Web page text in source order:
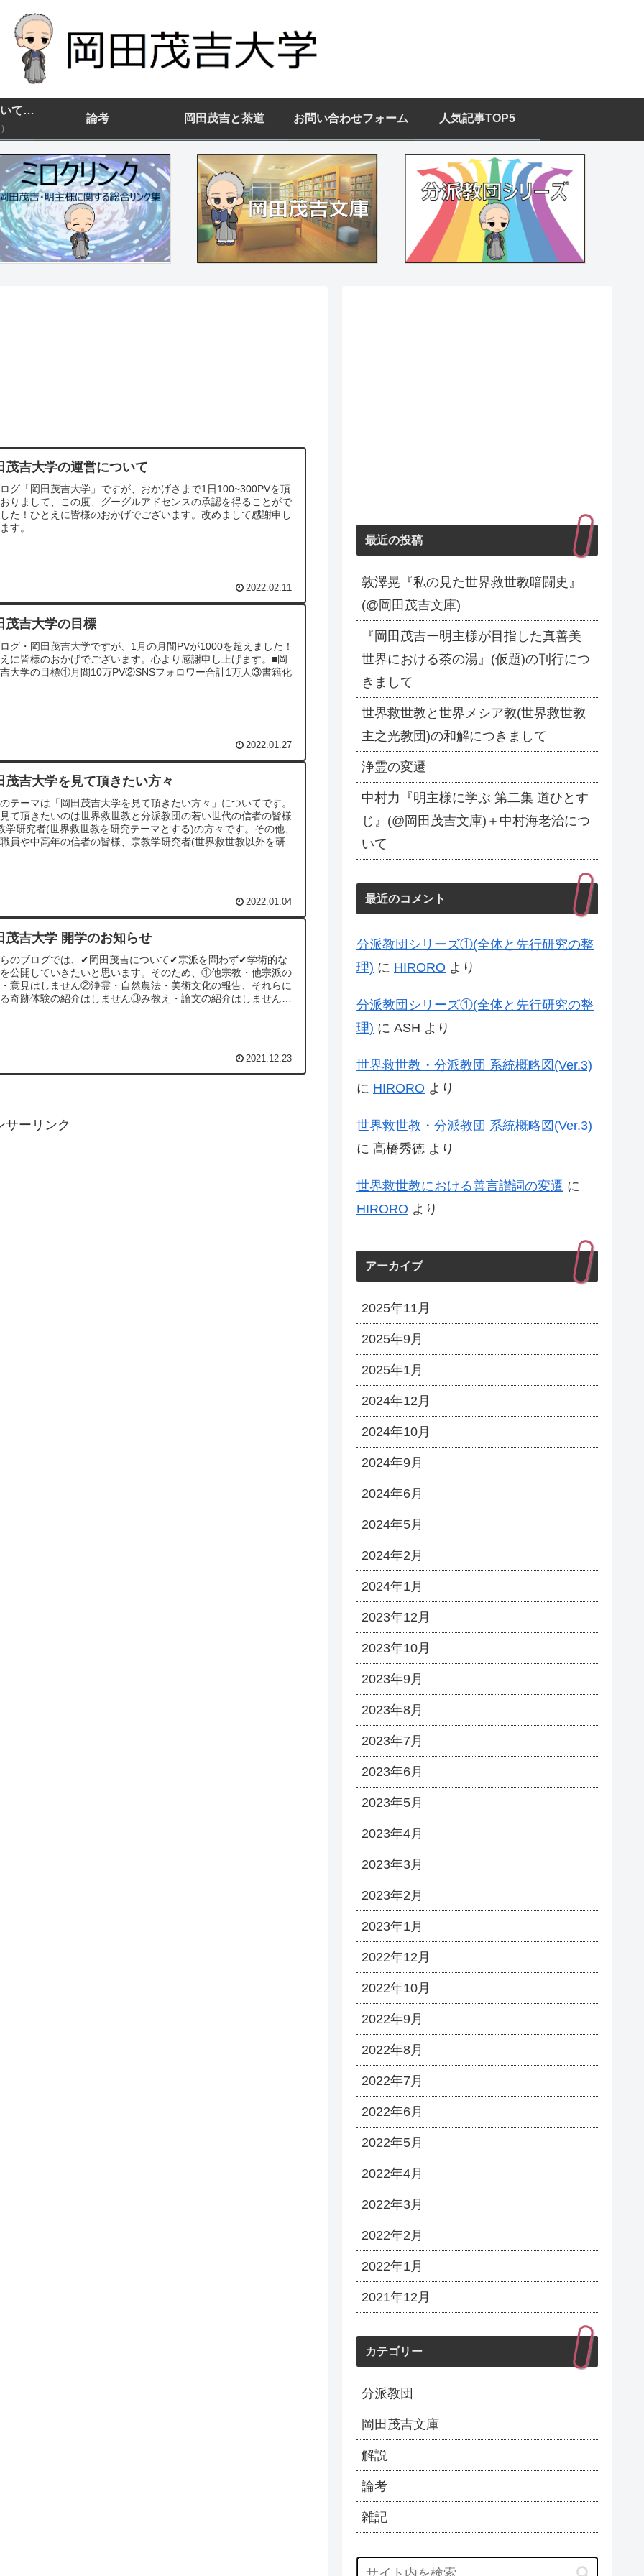
岡田茂吉大学について(まずはココから)
論考 岡田茂吉と茶道 お問い合わせフォーム 人気記事TOP5
茂吉大学の運営について
グ「岡田茂吉大学」ですが、おかげさまで1日100~300PVを頂
りまして、この度、グーグルアドセンスの承認を得ることがで
た！ひとえに皆様のおかげでございます。改めまして感謝申し
す。
2022.02.11
茂吉大学の目標
グ・岡田茂吉大学ですが、1月の月間PVが1000を超えました！
に皆様のおかげでございます。心より感謝申し上げます。■岡
吉大学の目標①月間10万PV②SNSフォロワー合計1万人③書籍化
2022.01.27
茂吉大学を見て頂きたい方々
テーマは「岡田茂吉大学を見て頂きたい方々」についてです。
て頂きたいのは世界救世教と分派教団の若い世代の信者の皆様
学研究者(世界救世教を研究テーマとする)の方々です。その他、
員や中高年の信者の皆様、宗教学研究者(世界救世教以外を研
2022.01.04
茂吉大学 開学のお知らせ
のブログでは、✔岡田茂吉について✔宗派を問わず✔学術的な
公開していきたいと思います。そのため、①他宗教・他宗派の
意見はしません②浄霊・自然農法・美術文化の報告、それらに
奇跡体験の紹介はしません③み教え・論文の紹介はしませんの
2021.12.23
サーリンク
最近の投稿
敦澤晃『私の見た世界救世教暗闘史』
(@岡田茂吉文庫)
『岡田茂吉ー明主様が目指した真善美
世界における茶の湯』(仮題)の刊行につ
きまして
世界救世教と世界メシア教(世界救世教
主之光教団)の和解につきまして
浄霊の変遷
中村力『明主様に学ぶ 第二集 道ひとす
じ』(@岡田茂吉文庫)＋中村海老治につ
いて
最近のコメント
分派教団シリーズ①(全体と先行研究の整
理) に HIRORO より
分派教団シリーズ①(全体と先行研究の整
理) に ASH より
世界救世教・分派教団 系統概略図(Ver.3)
に HIRORO より
世界救世教・分派教団 系統概略図(Ver.3)
に 髙橋秀徳 より
世界救世教における善言讃詞の変遷 に
HIRORO より
アーカイブ
2025年11月
2025年9月
2025年1月
2024年12月
2024年10月
2024年9月
2024年6月
2024年5月
2024年2月
2024年1月
2023年12月
2023年10月
2023年9月
2023年8月
2023年7月
2023年6月
2023年5月
2023年4月
2023年3月
2023年2月
2023年1月
2022年12月
2022年10月
2022年9月
2022年8月
2022年7月
2022年6月
2022年5月
2022年4月
2022年3月
2022年2月
2022年1月
2021年12月
カテゴリー
分派教団
岡田茂吉文庫
解説
論考
雑記